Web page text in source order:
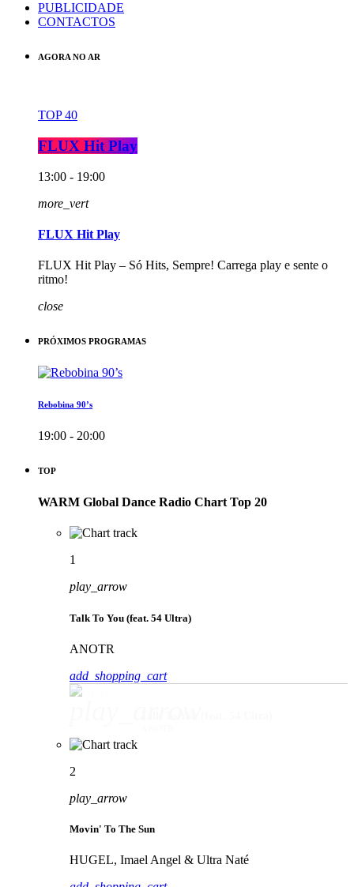
PUBLICIDADE
CONTACTOS
AGORA NO AR
TOP 40
FLUX Hit Play
13:00 - 19:00
more_vert
FLUX Hit Play
FLUX Hit Play – Só Hits, Sempre! Carrega play e sente o
ritmo!
close
PRÓXIMOS PROGRAMAS
Rebobina 90’s
19:00 - 20:00
TOP
WARM Global Dance Radio Chart Top 20
1
play_arrow
Talk To You (feat. 54 Ultra)
ANOTR
add_shopping_cart
2
play_arrow
Movin' To The Sun
HUGEL, Imael Angel & Ultra Naté